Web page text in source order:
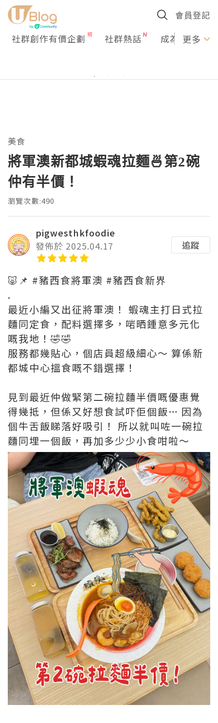
會員登記
社群創作有價企劃 社群熱話 成為U更多
美食
將軍澳新都城蝦魂拉麵🍜第2碗
仲有半價！
瀏覽次數:490
pigwesthkfoodie
發佈於 2025.04.17
追蹤
🐷📌 #豬西食將軍澳 #豬西食新界
.
最近小編又出征將軍澳！ 蝦魂主打日式拉
麵同定食，配料選擇多，啱晒鍾意多元化
嘅我地！🤣🤣
服務都幾貼心，個店員超級細心～ 算係新
都城中心搵食嘅不錯選擇！
見到最近仲做緊第二碗拉麵半價嘅優惠覺
得幾抵，但係又好想食試吓佢個飯… 因為
個牛舌飯睇落好吸引！ 所以就叫咗一碗拉
麵同埋一個飯，再加多少少小食咁啦～